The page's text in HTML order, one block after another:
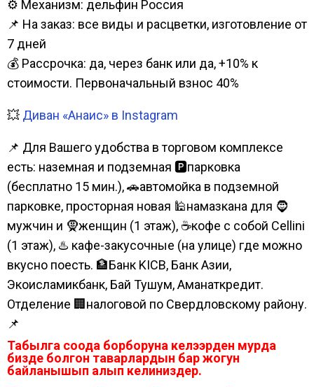
⚙️ Механизм: дельфин Россия
📌 На заказ: все виды и расцветки, изготовление от
7 дней
💰 Рассрочка: да, через банк или да, +10% к
стоимости. Первоначальный взнос 40%
💥 Диван «Анаис» в Instagram
📌 Для Вашего удобства в торговом комплексе
есть: наземная и подземная 🅿парковка
(бесплатно 15 мин.), 🚗автомойка в подземной
парковке, просторная новая 🕌намазкана для 🧔
мужчин и 🧕женщин (1 этаж), ☕кофе с собой Cellini
(1 этаж), ♨️ кафе-закусочные (на улице) где можно
вкусно поесть. 🏦Банк KICB, Банк Азии,
Экоисламикбанк, Бай Тушум, Аманаткредит.
Отделение 🏢налоговой по Свердловскому району.
📌
Табылга соода борборуна келээрден мурда
бизде болгон таварлардын бар жогун
байланышып алып келиниздер.